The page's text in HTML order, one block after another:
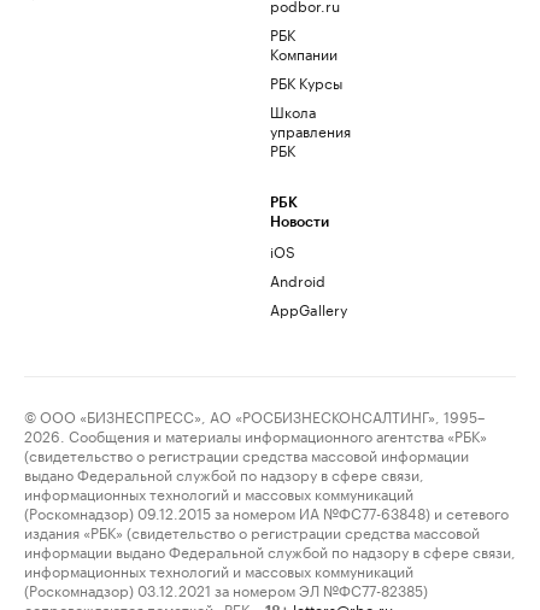
РБК
Компании
РБК Курсы
Школа
управления
РБК
РБК
Новости
iOS
Android
AppGallery
© ООО «БИЗНЕСПРЕСС», АО «РОСБИЗНЕСКОНСАЛТИНГ», 1995–
2026. Сообщения и материалы информационного агентства «РБК»
(свидетельство о регистрации средства массовой информации
выдано Федеральной службой по надзору в сфере связи,
информационных технологий и массовых коммуникаций
(Роскомнадзор) 09.12.2015 за номером ИА №ФС77-63848) и сетевого
издания «РБК» (свидетельство о регистрации средства массовой
информации выдано Федеральной службой по надзору в сфере связи,
информационных технологий и массовых коммуникаций
(Роскомнадзор) 03.12.2021 за номером ЭЛ №ФС77-82385)